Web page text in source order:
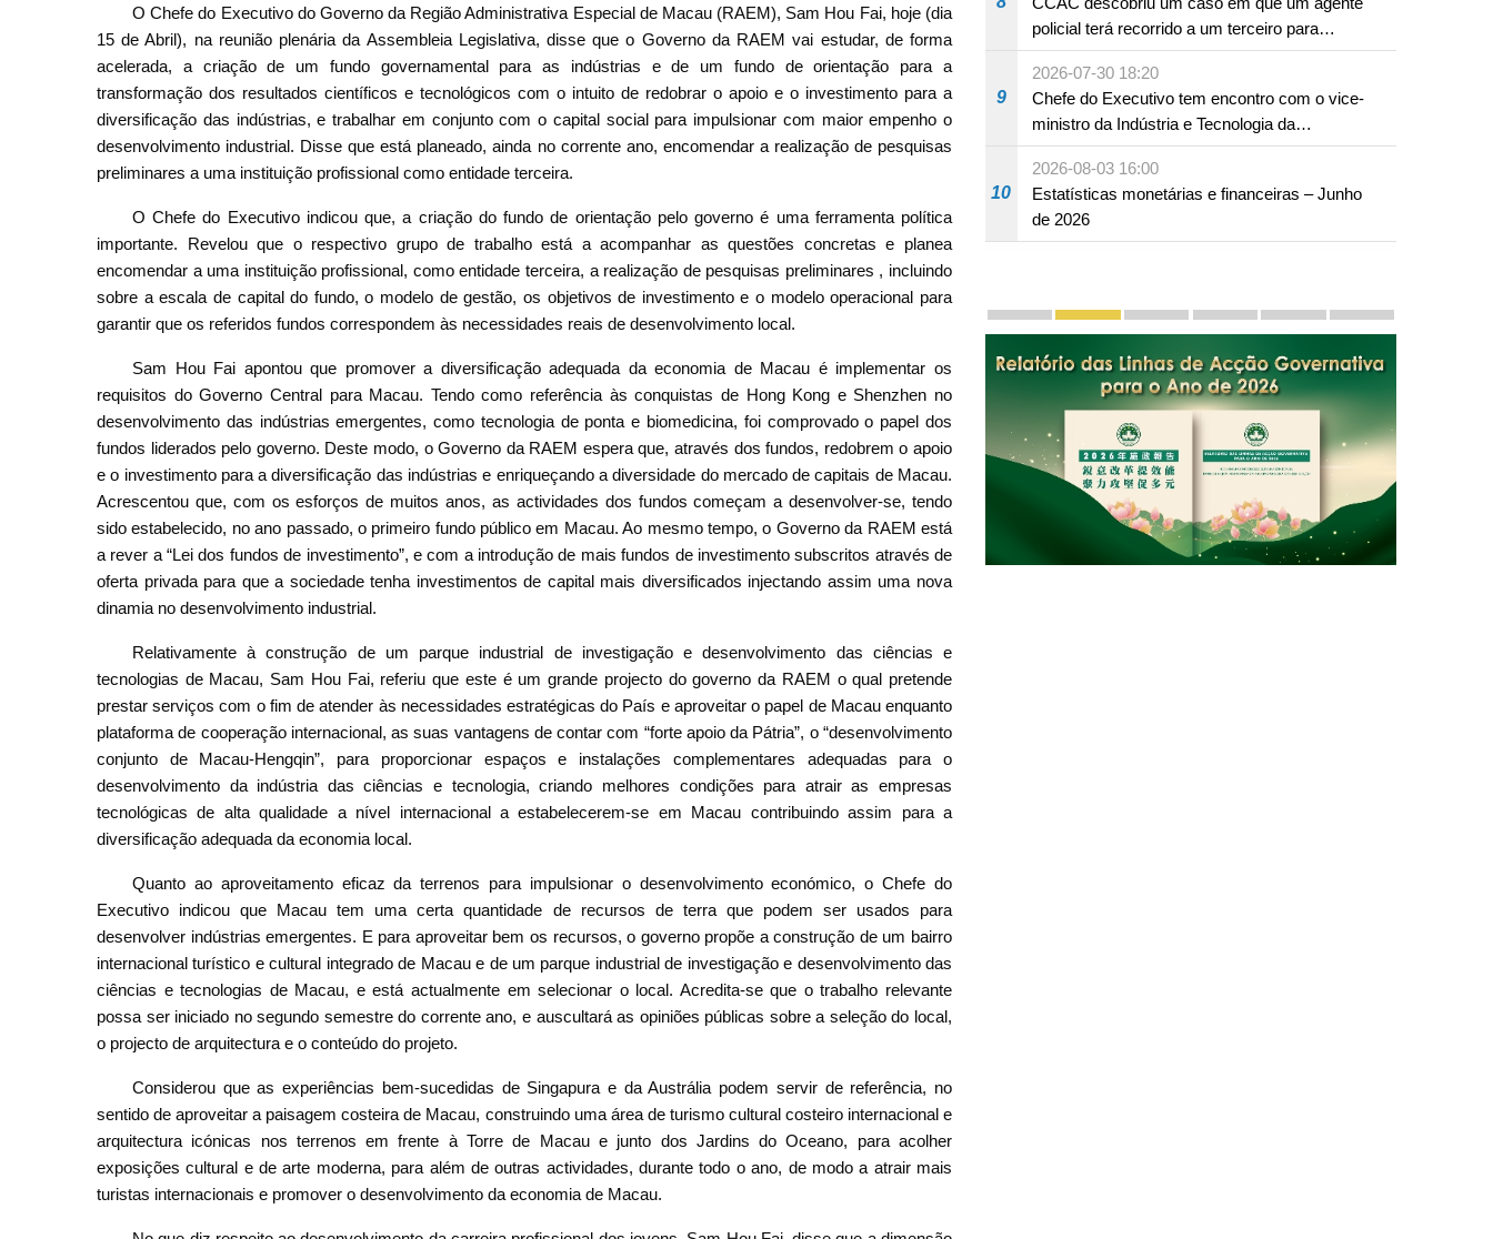
O Chefe do Executivo do Governo da Região Administrativa Especial de Macau (RAEM), Sam Hou Fai, hoje (dia
15 de Abril), na reunião plenária da Assembleia Legislativa, disse que o Governo da RAEM vai estudar, de forma
acelerada, a criação de um fundo governamental para as indústrias e de um fundo de orientação para a
transformação dos resultados científicos e tecnológicos com o intuito de redobrar o apoio e o investimento para a
diversificação das indústrias, e trabalhar em conjunto com o capital social para impulsionar com maior empenho o
desenvolvimento industrial. Disse que está planeado, ainda no corrente ano, encomendar a realização de pesquisas
preliminares a uma instituição profissional como entidade terceira.
O Chefe do Executivo indicou que, a criação do fundo de orientação pelo governo é uma ferramenta política
importante. Revelou que o respectivo grupo de trabalho está a acompanhar as questões concretas e planea
encomendar a uma instituição profissional, como entidade terceira, a realização de pesquisas preliminares , incluindo
sobre a escala de capital do fundo, o modelo de gestão, os objetivos de investimento e o modelo operacional para
garantir que os referidos fundos correspondem às necessidades reais de desenvolvimento local.
Sam Hou Fai apontou que promover a diversificação adequada da economia de Macau é implementar os
requisitos do Governo Central para Macau. Tendo como referência às conquistas de Hong Kong e Shenzhen no
desenvolvimento das indústrias emergentes, como tecnologia de ponta e biomedicina, foi comprovado o papel dos
fundos liderados pelo governo. Deste modo, o Governo da RAEM espera que, através dos fundos, redobrem o apoio
e o investimento para a diversificação das indústrias e enriqueçando a diversidade do mercado de capitais de Macau.
Acrescentou que, com os esforços de muitos anos, as actividades dos fundos começam a desenvolver-se, tendo
sido estabelecido, no ano passado, o primeiro fundo público em Macau. Ao mesmo tempo, o Governo da RAEM está
a rever a “Lei dos fundos de investimento”, e com a introdução de mais fundos de investimento subscritos através de
oferta privada para que a sociedade tenha investimentos de capital mais diversificados injectando assim uma nova
dinamia no desenvolvimento industrial.
Relativamente à construção de um parque industrial de investigação e desenvolvimento das ciências e
tecnologias de Macau, Sam Hou Fai, referiu que este é um grande projecto do governo da RAEM o qual pretende
prestar serviços com o fim de atender às necessidades estratégicas do País e aproveitar o papel de Macau enquanto
plataforma de cooperação internacional, as suas vantagens de contar com “forte apoio da Pátria”, o “desenvolvimento
conjunto de Macau-Hengqin”, para proporcionar espaços e instalações complementares adequadas para o
desenvolvimento da indústria das ciências e tecnologia, criando melhores condições para atrair as empresas
tecnológicas de alta qualidade a nível internacional a estabelecerem-se em Macau contribuindo assim para a
diversificação adequada da economia local.
Quanto ao aproveitamento eficaz da terrenos para impulsionar o desenvolvimento económico, o Chefe do
Executivo indicou que Macau tem uma certa quantidade de recursos de terra que podem ser usados ​​para
desenvolver indústrias emergentes. E para aproveitar bem os recursos, o governo propõe a construção de um bairro
internacional turístico e cultural integrado de Macau e de um parque industrial de investigação e desenvolvimento das
ciências e tecnologias de Macau, e está actualmente em selecionar o local. Acredita-se que o trabalho relevante
possa ser iniciado no segundo semestre do corrente ano, e auscultará as opiniões públicas sobre a seleção do local,
o projecto de arquitectura e o conteúdo do projeto.
Considerou que as experiências bem-sucedidas de Singapura e da Austrália podem servir de referência, no
sentido de aproveitar a paisagem costeira de Macau, construindo uma área de turismo cultural costeiro internacional e
arquitectura icónicas nos terrenos em frente à Torre de Macau e junto dos Jardins do Oceano, para acolher
exposições cultural e de arte moderna, para além de outras actividades, durante todo o ano, de modo a atrair mais
turistas internacionais e promover o desenvolvimento da economia de Macau.
policial terá recorrido a um terceiro para
assumir por si a culpa na sequência de uma
infracção rodoviária
9
2026-07-30 18:20
Chefe do Executivo tem encontro com o vice-
ministro da Indústria e Tecnologia da
Informação
10
2026-08-03 16:00
Estatísticas monetárias e financeiras – Junho
de 2026
Divulgação e promoção
Macau, Êxitos de "Um País, Dois Sistemas":
Chefe do Executivo apresenta a 18 de
LAG em Grande Plano
Segundo Plano Quinquenal
Zona de Cooperação